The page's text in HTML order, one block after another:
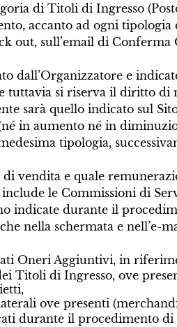
di Titoli di Ingresso
accanto ad ogni
out, sull’email di
dall’Organizzatore e
tuttavia si riserva il diritto
sarà quello indicato sul
in aumento né in
tipologia,
di vendita e quale
le Commissioni di
indicate durante il
nella schermata e nell’e-
Oneri Aggiuntivi, in
Titoli di Ingresso, ove
ove presenti
durante il procedimento di